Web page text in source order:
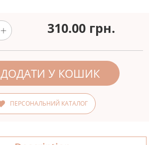
310.00 грн.
ДОДАТИ У КОШИК
ПЕРСОНАЛЬНИЙ КАТАЛОГ